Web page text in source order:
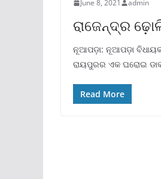
June 8, 2021 admin
ରାଜେନ୍ଦ୍ର
ନୂଆପଡ଼ା: ନୂଆପଡ଼ା
ରାୟପୁରର ଏକ ଘରୋଇ
Read More